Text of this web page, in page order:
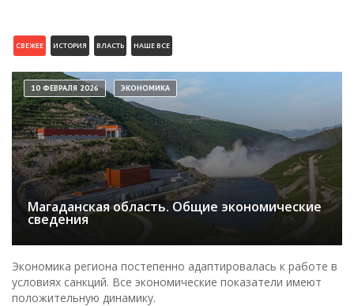
СВЕЖЕЕ ИСТОРИЯ ВЛАСТЬ НАШЕ ВСЕ
Магаданская область. Общие экономические
сведения
10 ФЕВРАЛЯ 2026 ЭКОНОМИКА
Экономика региона постепенно адаптировалась к работе в
условиях санкций. Все экономические показатели имеют
положительную динамику.